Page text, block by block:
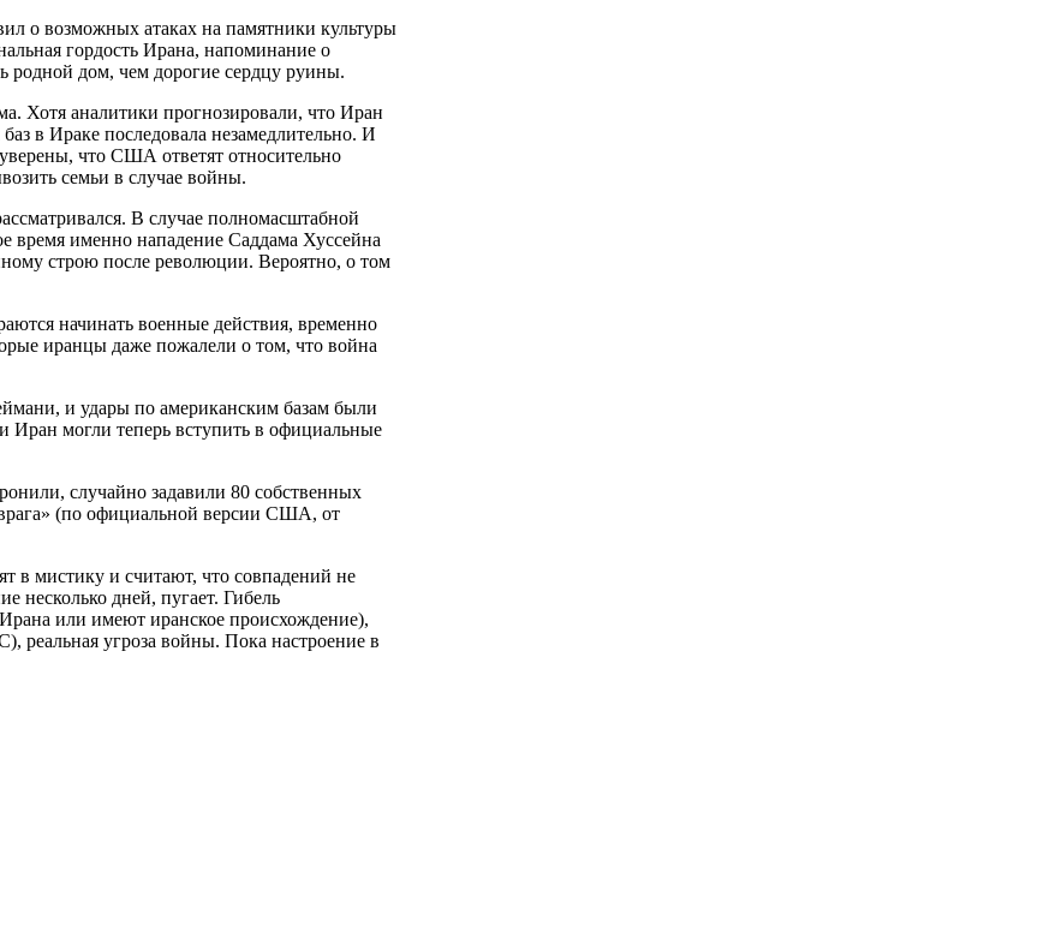
о возможных атаках на памятники культуры
гордость Ирана, напоминание о
родной дом, чем дорогие сердцу руины.
Хотя аналитики прогнозировали, что Иран
в Ираке последовала незамедлительно. И
что США ответят относительно
семьи в случае войны.
В случае полномасштабной
время именно нападение Саддама Хуссейна
строю после революции. Вероятно, о том
начинать военные действия, временно
иранцы даже пожалели о том, что война
и удары по американским базам были
могли теперь вступить в официальные
случайно задавили 80 собственных
(по официальной версии США, от
в мистику и считают, что совпадений не
несколько дней, пугает. Гибель
или имеют иранское происхождение),
реальная угроза войны. Пока настроение в